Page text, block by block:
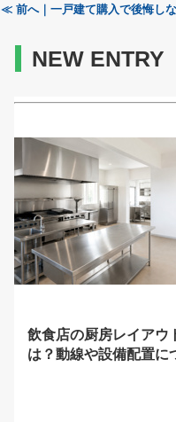
≪ 前へ｜一戸建て購入で後悔し
NEW ENTRY
飲食店の厨房レイアウ
は？動線や設備配置に